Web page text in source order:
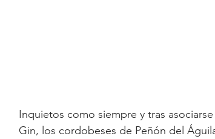
Inquietos como siempre y tras
Gin, los cordobeses de Peñón del